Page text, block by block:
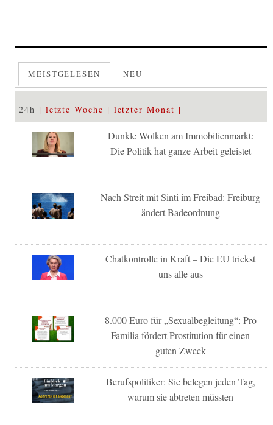
MEISTGELESEN NEU
24h letzte Woche letzter Monat
Dunkle Wolken am Immobilienmarkt:
Die Politik hat ganze Arbeit geleistet
Nach Streit mit Sinti im Freibad: Freiburg
ändert Badeordnung
Chatkontrolle in Kraft – Die EU trickst
uns alle aus
8.000 Euro für „Sexualbegleitung“: Pro
Familia fördert Prostitution für einen
guten Zweck
Berufspolitiker: Sie belegen jeden Tag,
warum sie abtreten müssten